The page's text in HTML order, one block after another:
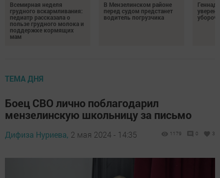
Всемирная неделя
грудного вскармливания:
педиатр рассказала о
пользе грудного молока и
поддержке кормящих
мам
В Мензелинском районе
перед судом предстанет
водитель погрузчика
ТЕМА ДНЯ
Боец СВО лично поблагодарил
мензелинскую школьницу за письмо
Дифиза Нуриева, 2 мая 2024 - 14:35 1179 0 3